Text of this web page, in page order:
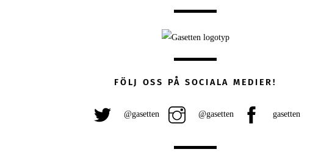
FÖLJ OSS PÅ SOCIALA MEDIER!
@gasetten @gasetten gasetten